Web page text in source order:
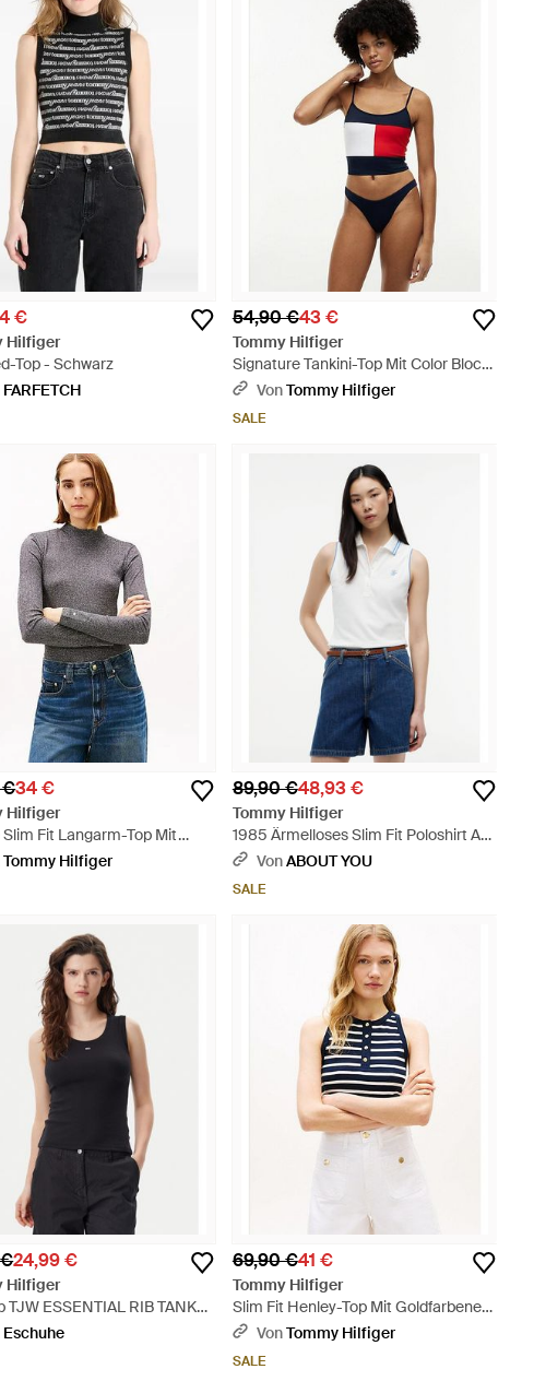
€
Hilfiger
Top - Schwarz
FARFETCH
54,90 €43 €
Tommy Hilfiger
Signature Tankini-Top Mit Color Block-
Design - Blau
VonTommy Hilfiger
SALE
€34 €
Hilfiger
Slim Fit Langarm-Top Mit
Garn - Grau
Tommy Hilfiger
89,90 €48,93 €
Tommy Hilfiger
1985 Ärmelloses Slim Fit Poloshirt Aus
Piqué - Weiß
VonABOUT YOU
SALE
24,99 €
Hilfiger
TJW ESSENTIAL RIB TANK
Logostickerei - Schwarz
Eschuhe
69,90 €41 €
Tommy Hilfiger
Slim Fit Henley-Top Mit Goldfarbenen
Knöpfen - Blau
VonTommy Hilfiger
SALE